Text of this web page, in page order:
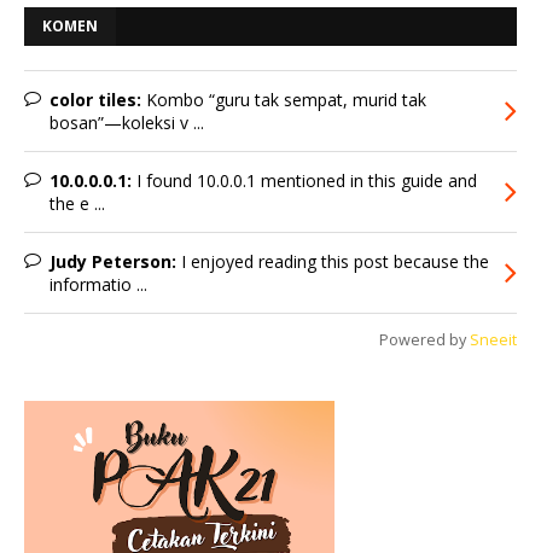
KOMEN
color tiles: Kombo “guru tak sempat, murid tak
bosan”—koleksi v ...
10.0.0.0.1: I found 10.0.0.1 mentioned in this guide and
the e ...
Judy Peterson: I enjoyed reading this post because the
informatio ...
Powered by Sneeit